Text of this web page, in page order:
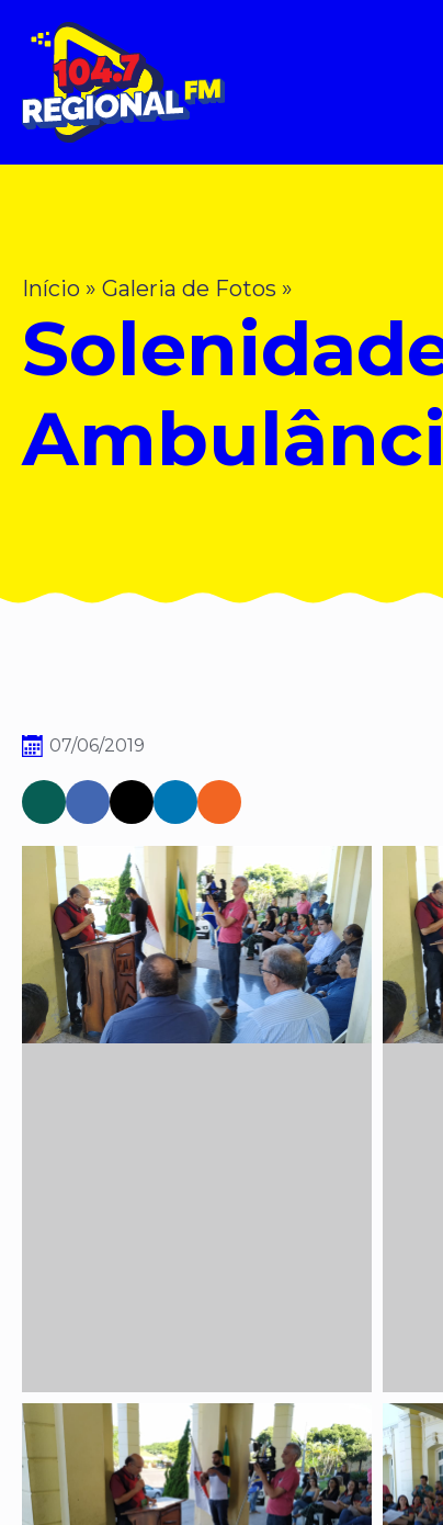
Início » Galeria de Fotos »
07/06/2019